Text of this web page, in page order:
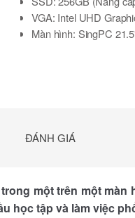
VGA: Intel UHD
Màn hình: SingPC
ĐÁNH GIÁ
trong một trên một
học tập và làm việc